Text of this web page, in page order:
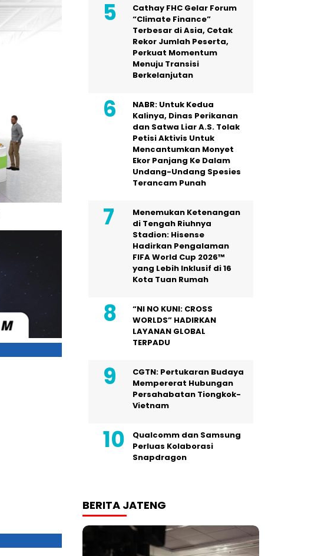
Cathay FHC Gelar Forum
“Climate Finance”
Terbesar di Asia, Cetak
Rekor Jumlah Peserta,
Perkuat Momentum
Menuju Transisi
Berkelanjutan
NABR: Untuk Kedua
Kalinya, Dinas Perikanan
dan Satwa Liar A.S. Tolak
Petisi Aktivis Untuk
Mencantumkan Monyet
Ekor Panjang Ke Dalam
Undang-Undang Spesies
Terancam Punah
Menemukan Ketenangan
di Tengah Riuhnya
Stadion: Hisense
Hadirkan Pengalaman
FIFA World Cup 2026™
yang Lebih Inklusif di 16
Kota Tuan Rumah
“NI NO KUNI: CROSS
WORLDS” HADIRKAN
LAYANAN GLOBAL
TERPADU
CGTN: Pertukaran Budaya
Mempererat Hubungan
Persahabatan Tiongkok-
Vietnam
Qualcomm dan Samsung
Perluas Kolaborasi
Snapdragon
BERITA JATENG